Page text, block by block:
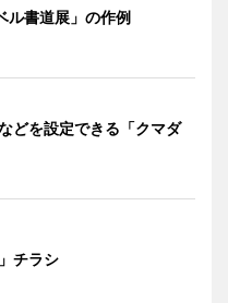
ル書道展」の作例
どを設定できる「クマダ
チラシ